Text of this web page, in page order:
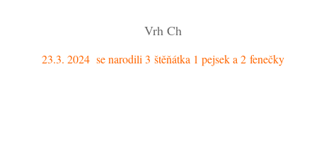
Vrh Ch
23.3. 2024 se narodili 3 štěňátka 1 pejsek a 2 fenečky